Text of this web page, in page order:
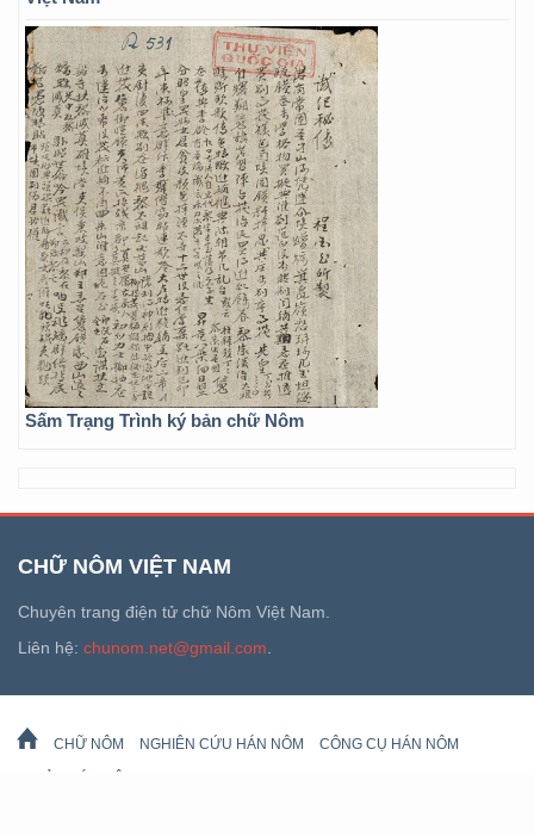
Sấm Trạng Trình ký bản chữ Nôm
CHỮ NÔM VIỆT NAM
Chuyên trang điện tử chữ Nôm Việt Nam.
Liên hệ: chunom.net@gmail.com
CHỮ NÔM NGHIÊN CỨU HÁN NÔM CÔNG CỤ HÁN NÔM